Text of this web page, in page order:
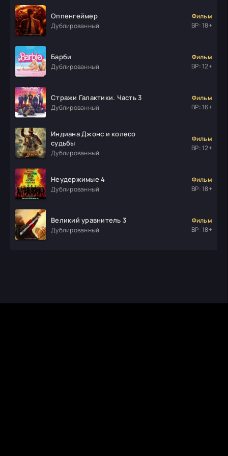
Оппенгеймер
Дублированный
Фильм
ВР: 18+
Барби
Дублированный
Фильм
ВР: 12+
Стражи Галактики. Часть 3
Дублированный
Фильм
ВР: 16+
Индиана Джонс и колесо
судьбы
Дублированный
Фильм
ВР: 12+
Неудержимые 4
Дублированный
Фильм
ВР: 18+
Великий уравнитель 3
Дублированный
Фильм
ВР: 18+